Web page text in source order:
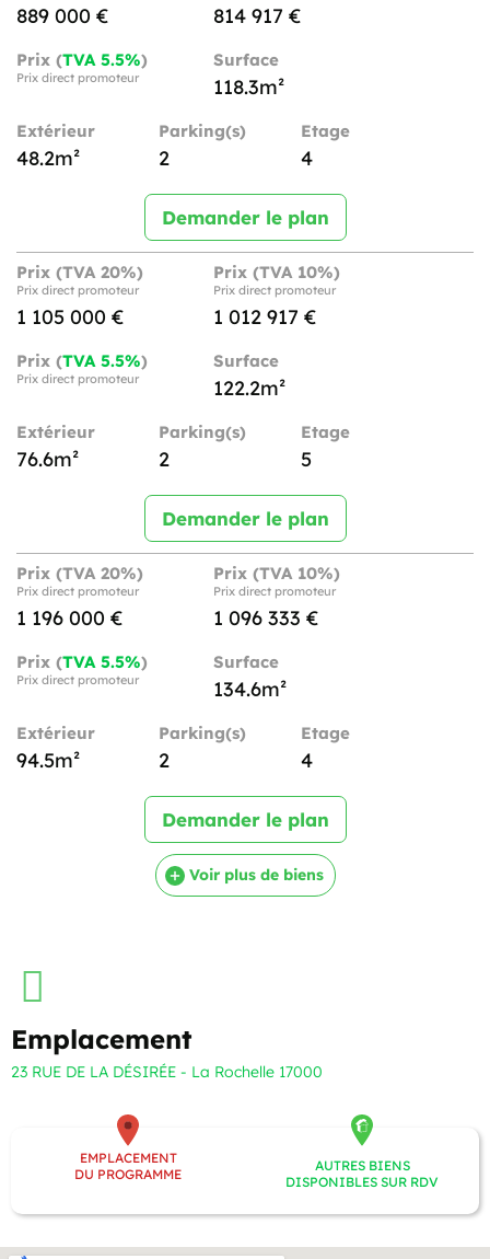
889 000 € 814 917 €
Prix (TVA 5.5%)
Prix direct promoteur
Surface
118.3m²
Extérieur
48.2m²
Parking(s)
2
Etage
4
Demander le plan
Prix (TVA 20%)
Prix direct promoteur
1 105 000 €
Prix (TVA 10%)
Prix direct promoteur
1 012 917 €
Prix (TVA 5.5%)
Prix direct promoteur
Surface
122.2m²
Extérieur
76.6m²
Parking(s)
2
Etage
5
Demander le plan
Prix (TVA 20%)
Prix direct promoteur
1 196 000 €
Prix (TVA 10%)
Prix direct promoteur
1 096 333 €
Prix (TVA 5.5%)
Prix direct promoteur
Surface
134.6m²
Extérieur
94.5m²
Parking(s)
2
Etage
4
Demander le plan
Voir plus de biens
Emplacement
23 RUE DE LA DÉSIRÉE - La Rochelle 17000
EMPLACEMENT
DU PROGRAMME
AUTRES BIENS
DISPONIBLES SUR RDV